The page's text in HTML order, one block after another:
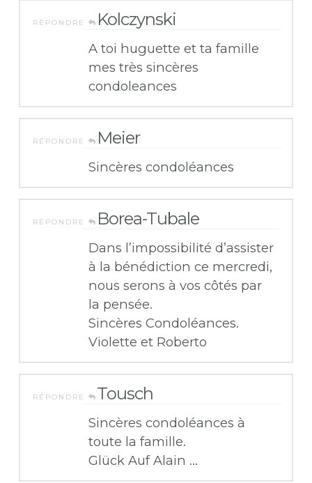
RÉPONDRE Kolczynski
A toi huguette et ta famille
mes très sincères
condoleances
RÉPONDRE Meier
Sincères condoléances
RÉPONDRE Borea-Tubale
Dans l’impossibilité d’assister
à la bénédiction ce mercredi,
nous serons à vos côtés par
la pensée.
Sincères Condoléances.
Violette et Roberto
RÉPONDRE Tousch
Sincères condoléances à
toute la famille.
Glück Auf Alain …